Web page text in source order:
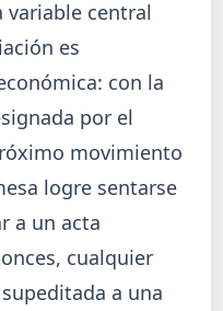
variable central
es
con la
por el
movimiento
logre sentarse
a un acta
cualquier
a una